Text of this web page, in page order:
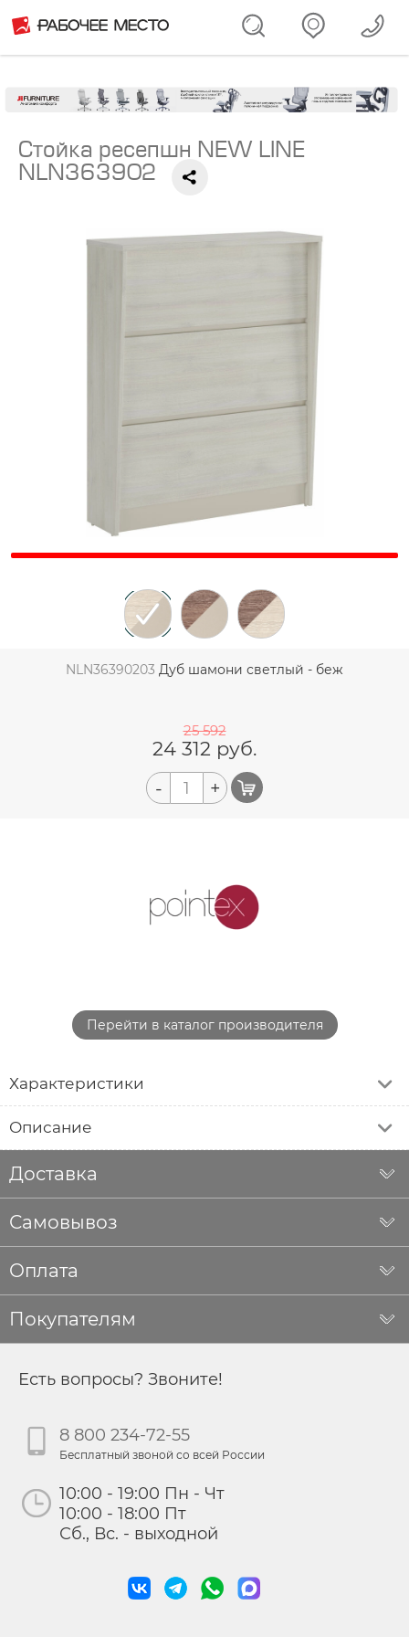
Стойка ресепшн NEW LINE
NLN363902
NLN36390203 Дуб шамони светлый - беж
25 592
24 312 руб.
- +
Перейти в каталог производителя
Характеристики
Описание
Доставка
Самовывоз
Оплата
Покупателям
Есть вопросы? Звоните!
8 800 234-72-55
Бесплатный звоной со всей России
10:00 - 19:00 Пн - Чт
10:00 - 18:00 Пт
Сб., Вс. - выходной